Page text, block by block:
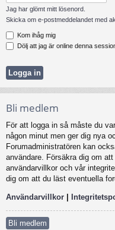
Jag har glömt mitt lösenord.
Skicka om e-postmeddelandet med
Kom ihåg mig
Dölj att jag är online denna
Bli medlem
För att logga in så måste du
någon minut men ger dig nya
Forumadministratören kan
användare. Försäkra dig om
användarvillkor och vår
dig om att du läst eventuella
Användarvillkor |
Bli medlem